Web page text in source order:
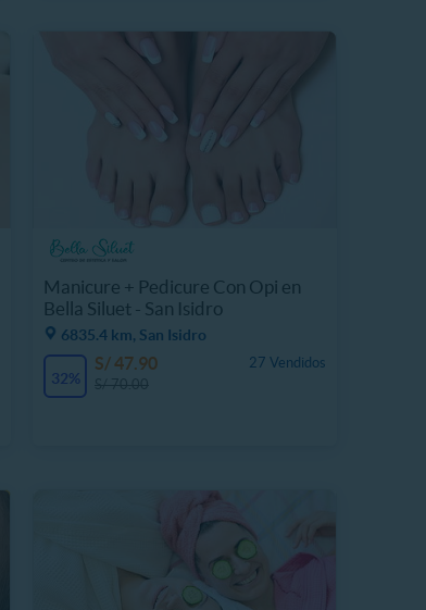
Manicure + Pedicure Con Opi en
Bella Siluet - San Isidro
6835.4 km, San Isidro
32%
27 Vendidos
S/ 47.90